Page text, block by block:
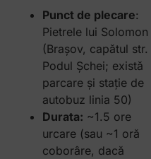
Punct de plecare:
Pietrele lui Solomon
(Brașov, capătul str.
Podul Șchei; există
parcare și stație de
autobuz linia 50)
Durata: ~1.5 ore
urcare (sau ~1 oră
coborâre, dacă